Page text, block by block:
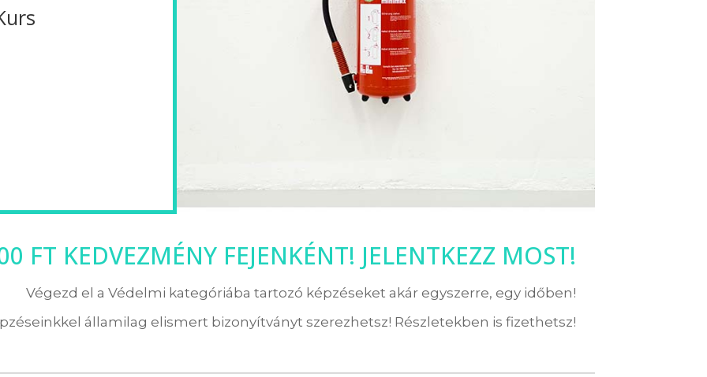
FT KEDVEZMÉNY FEJENKÉNT! JELENTKEZZ MOST!
Végezd el a Védelmi kategóriába tartozó képzéseket akár egyszerre, egy időben!
államilag elismert bizonyítványt szerezhetsz! Részletekben is fizethetsz!